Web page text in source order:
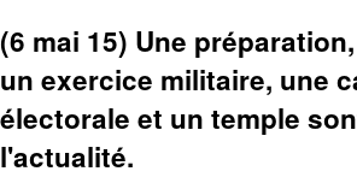
(6 mai 15) Une
un exercice militaire, une
électorale et un temple
l'actualité.